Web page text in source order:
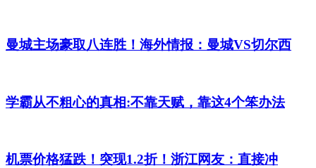
曼城主场豪取八连胜！海外情报：曼城VS切尔西
学霸从不粗心的真相:不靠天赋，靠这4个笨办法
机票价格猛跌！突现1.2折！浙江网友：直接冲